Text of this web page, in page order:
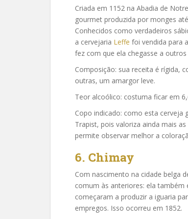
Criada em 1152 na Abadia de
gourmet produzida por monges
Conhecidos como verdadeiros
a cervejaria Leffe foi vendida para
fez com que ela chegasse a outros
Composição: sua receita é rígida,
outras, um amargor leve.
Teor alcoólico: costuma ficar em
Copo indicado: como esta
Trapist, pois valoriza ainda mais
permite observar melhor a
6. Chimay
Com nascimento na cidade belga
comum às anteriores: ela também
começaram a produzir a iguaria
empregos. Isso ocorreu em 1852.